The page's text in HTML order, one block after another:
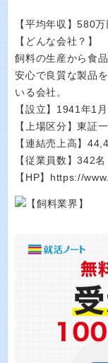
【平均年収】580万
【どんな会社？】
飼料の生産から食
安心で良質な製品
いる会社。
【設立】1941年1
【上場区分】東証
【連結売上高】
【従業員数】342名
【HP】https://